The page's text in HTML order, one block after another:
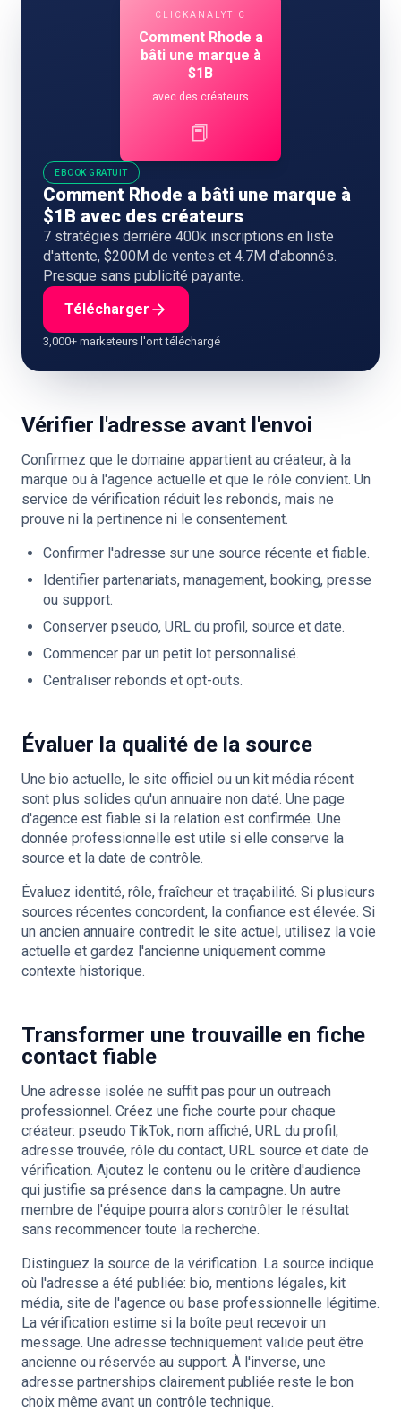
CLICKANALYTIC
Comment Rhode a
bâti une marque à
$1B
avec des créateurs
📕
EBOOK GRATUIT
Comment Rhode a bâti une marque à
$1B avec des créateurs
7 stratégies derrière 400k inscriptions en liste
d'attente, $200M de ventes et 4.7M d'abonnés.
Presque sans publicité payante.
Télécharger
3,000+ marketeurs l'ont téléchargé
Vérifier l'adresse avant l'envoi
Confirmez que le domaine appartient au créateur, à la
marque ou à l'agence actuelle et que le rôle convient. Un
service de vérification réduit les rebonds, mais ne
prouve ni la pertinence ni le consentement.
Confirmer l'adresse sur une source récente et fiable.
Identifier partenariats, management, booking, presse
ou support.
Conserver pseudo, URL du profil, source et date.
Commencer par un petit lot personnalisé.
Centraliser rebonds et opt-outs.
Évaluer la qualité de la source
Une bio actuelle, le site officiel ou un kit média récent
sont plus solides qu'un annuaire non daté. Une page
d'agence est fiable si la relation est confirmée. Une
donnée professionnelle est utile si elle conserve la
source et la date de contrôle.
Évaluez identité, rôle, fraîcheur et traçabilité. Si plusieurs
sources récentes concordent, la confiance est élevée. Si
un ancien annuaire contredit le site actuel, utilisez la voie
actuelle et gardez l'ancienne uniquement comme
contexte historique.
Transformer une trouvaille en fiche
contact fiable
Une adresse isolée ne suffit pas pour un outreach
professionnel. Créez une fiche courte pour chaque
créateur: pseudo TikTok, nom affiché, URL du profil,
adresse trouvée, rôle du contact, URL source et date de
vérification. Ajoutez le contenu ou le critère d'audience
qui justifie sa présence dans la campagne. Un autre
membre de l'équipe pourra alors contrôler le résultat
sans recommencer toute la recherche.
Distinguez la source de la vérification. La source indique
où l'adresse a été publiée: bio, mentions légales, kit
média, site de l'agence ou base professionnelle légitime.
La vérification estime si la boîte peut recevoir un
message. Une adresse techniquement valide peut être
ancienne ou réservée au support. À l'inverse, une
adresse partnerships clairement publiée reste le bon
choix même avant un contrôle technique.